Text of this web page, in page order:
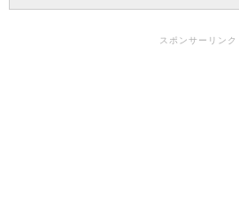
スポンサーリンク